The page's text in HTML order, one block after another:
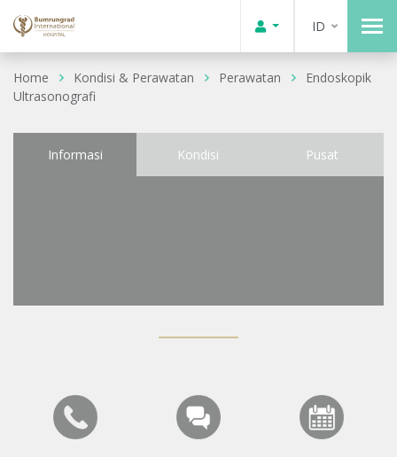
ID
Home Kondisi & Perawatan Perawatan
Endoskopik
Ultrasonografi
Informasi Kondisi Pusat